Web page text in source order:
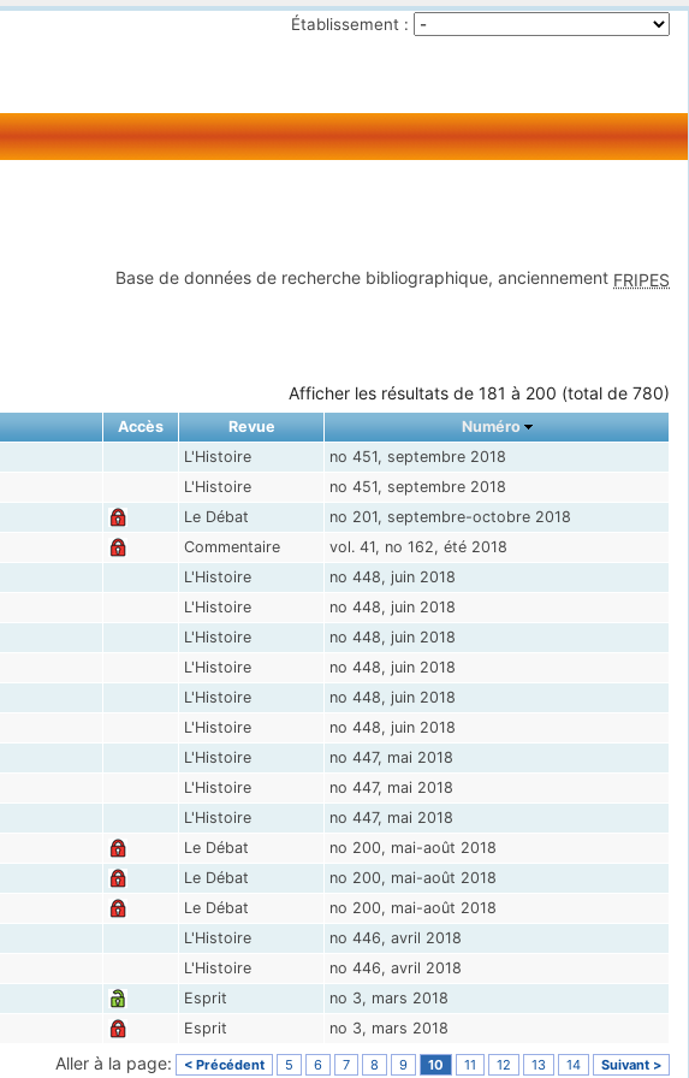
Établissement :
Base de données de recherche bibliographique, anciennement FRIPES
Afficher les résultats de 181 à 200 (total de 780)
Accès Revue
Numéro
L'Histoire
no 451, septembre 2018
L'Histoire
no 451, septembre 2018
Le Débat
no 201, septembre-octobre 2018
Commentaire
vol. 41, no 162, été 2018
L'Histoire
no 448, juin 2018
L'Histoire
no 448, juin 2018
L'Histoire
no 448, juin 2018
L'Histoire
no 448, juin 2018
L'Histoire
no 448, juin 2018
L'Histoire
no 448, juin 2018
L'Histoire
no 447, mai 2018
L'Histoire
no 447, mai 2018
L'Histoire
no 447, mai 2018
Le Débat
no 200, mai-août 2018
Le Débat
no 200, mai-août 2018
Le Débat
no 200, mai-août 2018
L'Histoire
no 446, avril 2018
L'Histoire
no 446, avril 2018
Esprit
no 3, mars 2018
Esprit no 3, mars 2018
Aller à la page: < Précédent 5 6 7 8 9 10 11 12 13 14 Suivant >